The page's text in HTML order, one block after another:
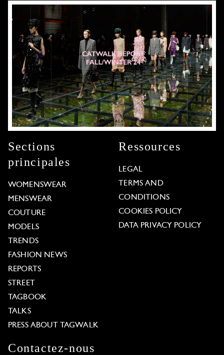
Sections
principales
WOMENSWEAR
MENSWEAR
COUTURE
MODELS
TRENDS
FASHION NEWS
REPORTS
STREET
TAGBOOK
TALKS
PRESS ABOUT TAGWALK
Ressources
LEGAL
TERMS AND
CONDITIONS
COOKIES POLICY
DATA PRIVACY POLICY
Contactez-nous